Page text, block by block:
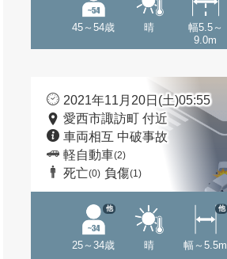
45～54歳 晴
幅5.5～
9.0m
2021年11月20日(土)05:55
愛西市諏訪町 付近
車両相互 中破事故
軽自動車(2)
死亡(0) 負傷(1)
25～34歳
他
晴 幅～5.5m
他